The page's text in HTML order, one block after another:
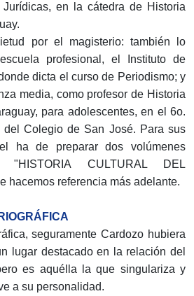
en la cátedra de Historia
por el magisterio: también lo
profesional, el Instituto de
dicta el curso de Periodismo; y
media, como profesor de Historia
para adolescentes, en el 6o.
del Colegio de San José. Para sus
ha de preparar dos volúmenes
"HISTORIA CULTURAL DEL
hacemos referencia más adelante.
seguramente Cardozo hubiera
lugar destacado en la relación del
es aquélla la que singulariza y
a su personalidad.